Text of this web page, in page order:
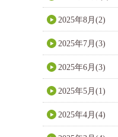
2025年8月(2)
2025年7月(3)
2025年6月(3)
2025年5月(1)
2025年4月(4)